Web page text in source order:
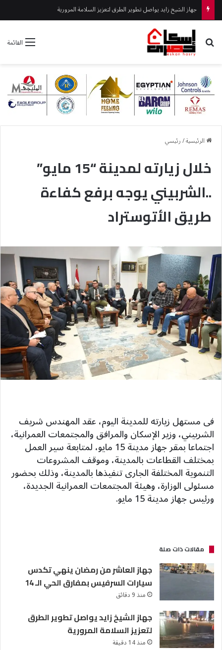
جهود متواصلة للحفاظ على مستوى النظافة بحدائق أكتوبر
القائمة بحث عن
الرئيسية/رئيسي
خلال زيارته لمدينة “15 مايو”
..الشربيني يوجه برفع كفاءة
طريق الأتوستراد
فى مستهل زيارته للمدينة اليوم، عقد المهندس شريف
الشربيني، وزير الإسكان والمرافق والمجتمعات العمرانية،
اجتماعا بمقر جهاز مدينة 15 مايو، لمتابعة سير العمل
بمختلف القطاعات بالمدينة، وموقف المشروعات
التنموية المختلفة الجارى تنفيذها بالمدينة، وذلك بحضور
مسئولى الوزارة، وهيئة المجتمعات العمرانية الجديدة،
ورئيس جهاز مدينة 15 مايو.
مقالات ذات صلة
جهاز العاشر من رمضان ينهي تكدس
سيارات السرفيس بمفارق الحي الـ 14
منذ 9 دقائق
جهاز الشيخ زايد يواصل تطوير الطرق
لتعزيز السلامة المرورية
منذ 14 دقيقة